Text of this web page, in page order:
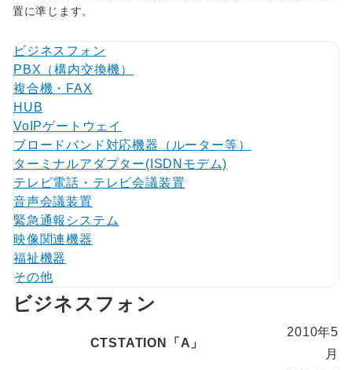
置に準じます。
ビジネスフォン
PBX（構内交換機）
複合機・FAX
HUB
VoIPゲートウェイ
ブロードバンド対応機器（ルーター等）
ターミナルアダプター(ISDNモデム)
テレビ電話・テレビ会議装置
音声会議装置
緊急通報システム
映像関連機器
福祉機器
その他
ビジネスフォン
CTSTATION「A」
2010年5
月